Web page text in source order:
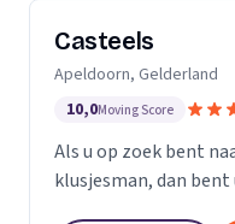
Casteels
Apeldoorn, Gelderland
10,0Moving Score
Als u op zoek bent
klusjesman, dan bent